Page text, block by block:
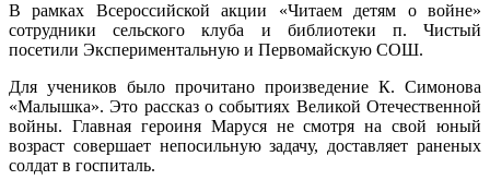
В рамках Всероссийской акции «Читаем детям о войне»
сотрудники сельского клуба и библиотеки п. Чистый
посетили Экспериментальную и Первомайскую СОШ.
Для учеников было прочитано произведение К. Симонова
«Малышка». Это рассказ о событиях Великой Отечественной
войны. Главная героиня Маруся не смотря на свой юный
возраст совершает непосильную задачу, доставляет раненых
солдат в госпиталь.